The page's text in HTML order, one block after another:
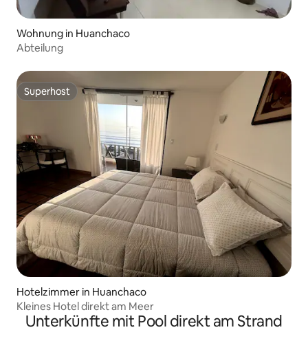
Wohnung in Huanchaco
Abteilung
Superhost
Superhost
Hotelzimmer in Huanchaco
Kleines Hotel direkt am Meer
Unterkünfte mit Pool direkt am Strand